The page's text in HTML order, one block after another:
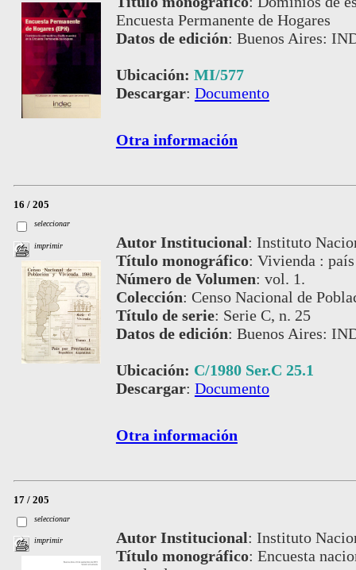
Encuesta Permanente de Hogares
Datos de edición: Buenos Aires:
Ubicación: MI/577
Descargar: Documento
Otra información
16 / 205
seleccionar
imprimir Autor Institucional: Instituto
Título monográfico: Vivienda :
Número de Volumen: vol. 1.
Colección: Censo Nacional de
Título de serie: Serie C, n. 25
Datos de edición: Buenos Aires:
Ubicación: C/1980 Ser.C 25.1
Descargar: Documento
Otra información
17 / 205
seleccionar
imprimir Autor Institucional: Instituto
Título monográfico: Encuesta